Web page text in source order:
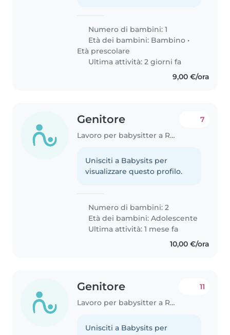
Numero di bambini: 1
Età dei bambini: Bambino •
Età prescolare
Ultima attività: 2 giorni fa
9,00 €/ora
Genitore
Lavoro per babysitter a Roma
7
Unisciti a Babysits per
visualizzare questo profilo.
Numero di bambini: 2
Età dei bambini:Adolescente
Ultima attività: 1 mese fa
10,00 €/ora
Genitore
Lavoro per babysitter a Roma
11
Unisciti a Babysits per